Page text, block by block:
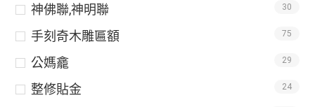
神佛聯,神明聯 30
手刻奇木雕匾額 75
公媽龕 29
整修貼金 24